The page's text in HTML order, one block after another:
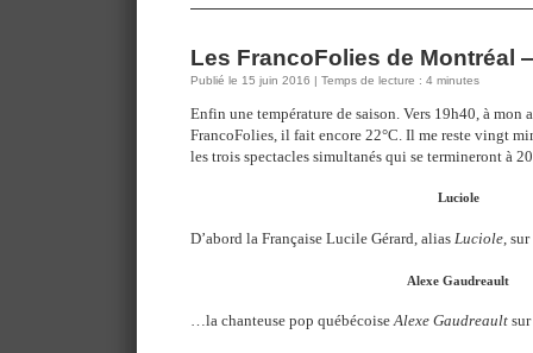
Les FrancoFolies de Montréal
Publié le 15 juin 2016 | Temps de lecture : 4 minutes
Enfin une température de saison. Vers 19h40, à mon
FrancoFolies, il fait encore 22°C. Il me reste vingt
les trois spectacles simultanés qui se termineront à
Luciole
D’abord la Française Lucile Gérard, alias Luciole ,
Alexe Gaudreault
…la chanteuse pop québécoiseAlexe Gaudreault